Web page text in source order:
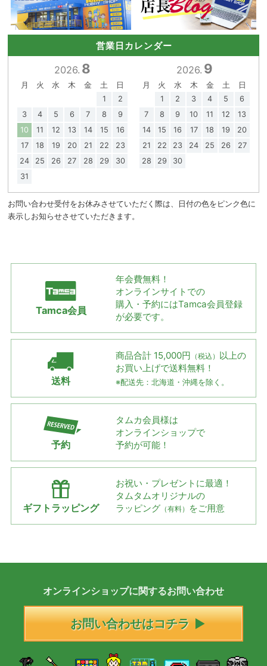
営業日カレンダー
2026. 8
月 火 水 木 金 土
日
1
2
3
4 5 6 7 8
9
10
11 12 13 14 15
16
17
18 19 20 21 22
23
24
25 26 27 28 29
30
31
2026. 9
月 火 水 木 金 土
日
1
2 3 4 5
6
7
8 9 10 11 12
13
14
15 16 17 18 19
20
21
22 23 24 25 26
27
28
29 30
お問い合わせ受付をお休みさせていただく際は、日付の色をピンク色に
表示しお知らせさせていただきます。
Tamca会員
年会費無料！
オンラインサイトでの
購入・予約にはTamca会員登録
が必要です。
送料
商品合計 15,000円 （税込） 以上の
お買い上げで送料無料！
※配送先：北海道・沖縄を除く。
予約
タムカ会員様は
オンラインショップで
予約が可能！
ギフトラッピング
お祝い・プレゼントに最適！
タムタムオリジナルの
ラッピング （有料） をご用意
オンラインショップに関するお問い合わせ
お問い合わせはコチラ